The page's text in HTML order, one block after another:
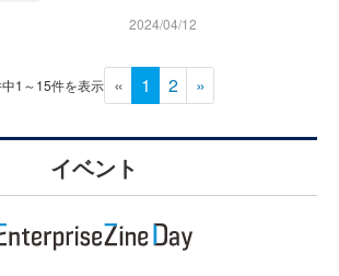
2024/04/12
1～15件を表示 « 1 2 »
イベント